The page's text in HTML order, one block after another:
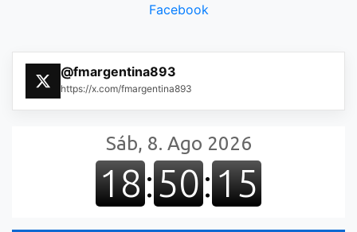
Facebook
@fmargentina893
https://x.com/fmargentina893